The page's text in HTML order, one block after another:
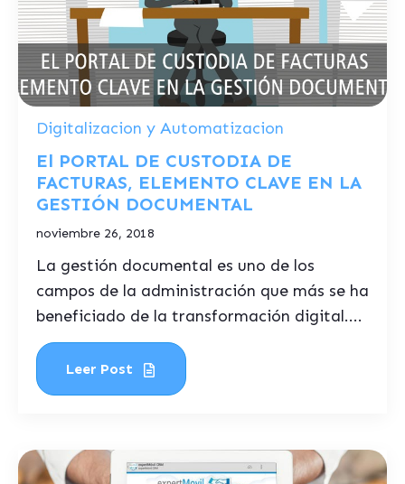
Digitalizacion y Automatizacion
El PORTAL DE CUSTODIA DE
FACTURAS, ELEMENTO CLAVE EN LA
GESTIÓN DOCUMENTAL
noviembre 26, 2018
La gestión documental es uno de los
campos de la administración que más se ha
beneficiado de la transformación digital....
Leer Post